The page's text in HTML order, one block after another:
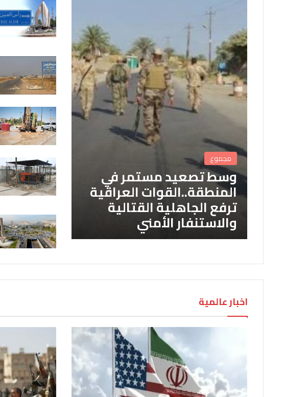
مجموع
وسط تصعيد مستمر في
المنطقة..القوات العراقية
ترفع الجاهلية القتالية
والاستنفار الأمني
اخبار عالمية